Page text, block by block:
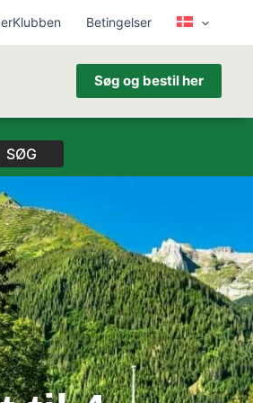
Betingelser
Søg og bestil her
SØG